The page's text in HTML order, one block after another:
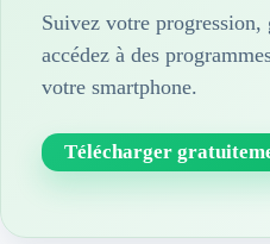
Suivez votre progression,
accédez à des
votre smartphone.
Télécharger